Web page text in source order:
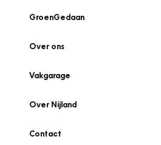
GroenGedaan
Over ons
Vakgarage
Over Nijland
Contact